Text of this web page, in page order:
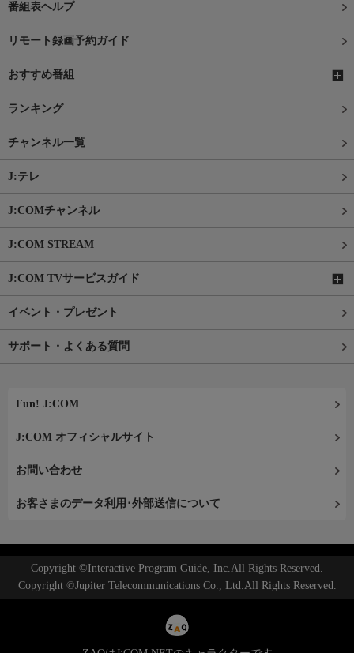
番組表ヘルプ
リモート録画予約ガイド
おすすめ番組
ランキング
チャンネル一覧
J:テレ
J:COMチャンネル
J:COM STREAM
J:COM TVサービスガイド
イベント・プレゼント
サポート・よくある質問
Fun! J:COM
J:COM オフィシャルサイト
お問い合わせ
お客さまのデータ利用･外部送信について
Copyright ©Interactive Program Guide, Inc.All Rights Reserved.
Copyright ©Jupiter Telecommunications Co., Ltd.All Rights Reserved.